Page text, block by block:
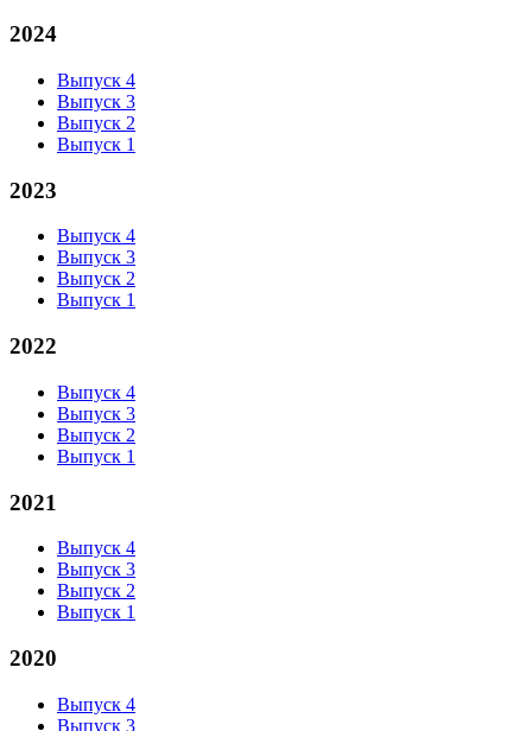
2024
Выпуск 4
Выпуск 3
Выпуск 2
Выпуск 1
2023
Выпуск 4
Выпуск 3
Выпуск 2
Выпуск 1
2022
Выпуск 4
Выпуск 3
Выпуск 2
Выпуск 1
2021
Выпуск 4
Выпуск 3
Выпуск 2
Выпуск 1
2020
Выпуск 4
Выпуск 3